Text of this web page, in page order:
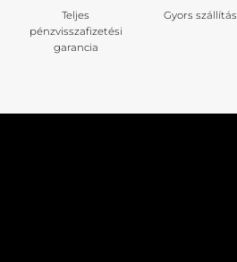
Teljes
pénzvisszafizetési
garancia
Gyors szállítás